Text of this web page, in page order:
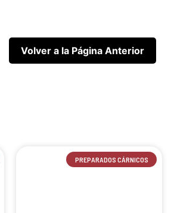
PREPARADOS CÁRNICOS